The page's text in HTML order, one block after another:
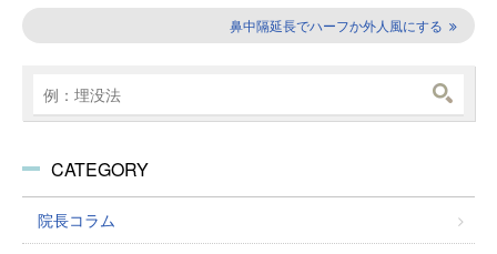
鼻中隔延長でハーフか外人風にする
CATEGORY
院長コラム